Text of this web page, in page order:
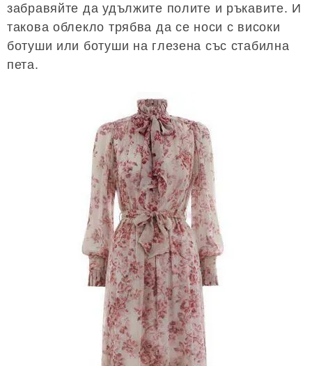
забравяйте да удължите полите и ръкавите. И
такова облекло трябва да се носи с високи
ботуши или ботуши на глезена със стабилна
пета.